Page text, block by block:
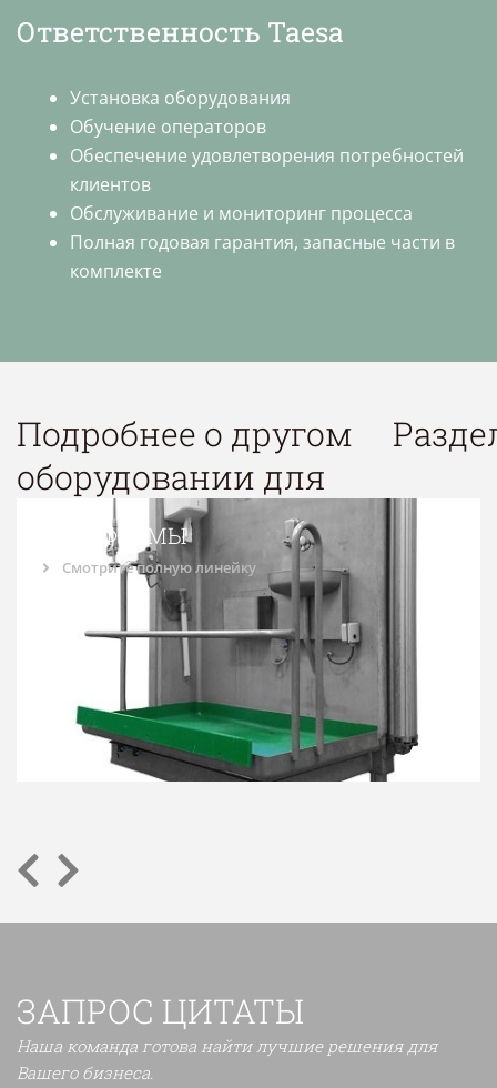
Ответственность Taesa
Установка оборудования
Обучение операторов
Обеспечение удовлетворения потребностей
клиентов
Обслуживание и мониторинг процесса
Полная годовая гарантия, запасные части в
комплекте
Подробнее о другом
оборудовании для
ПЛАТФОРМЫ
Смотрите полную линейку
ЗАПРОС ЦИТАТЫ
Наша команда готова найти лучшие решения для
Вашего бизнеса.